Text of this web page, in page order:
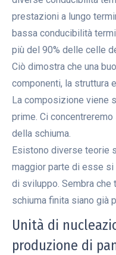
prestazioni a lungo
bassa conducibilità
più del 90% delle celle
Ciò dimostra che una
componenti, la struttura
La composizione viene
prime. Ci
della schiuma.
Esistono diverse teorie
maggior parte di esse
di sviluppo. Sembra
schiuma finita siano già
Unità di
produzione di